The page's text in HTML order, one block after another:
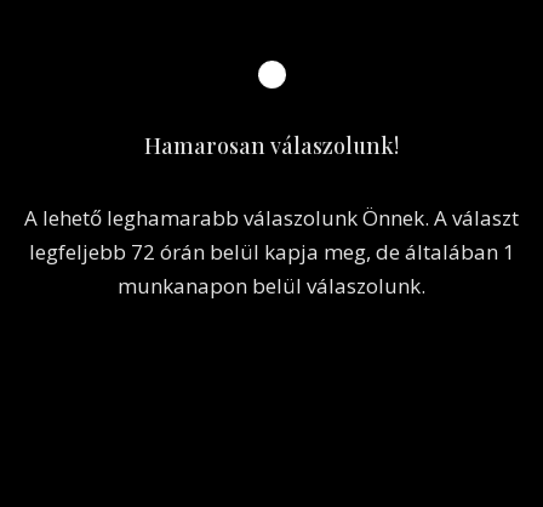
Töltse fel a képeket!
melyik területen szeretné elvégeztetni a beavatkozást.